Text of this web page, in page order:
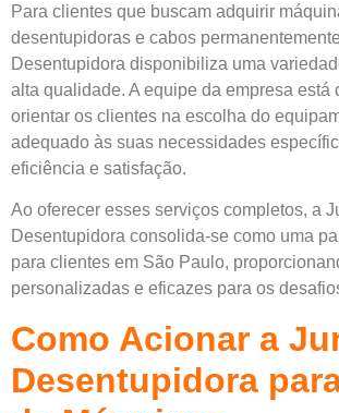
Para clientes que buscam adquirir
desentupidoras e cabos
Desentupidora disponibiliza uma
alta qualidade. A equipe da empresa está
orientar os clientes na escolha do
adequado às suas necessidades
eficiência e satisfação.
Ao oferecer esses serviços completos, a
Desentupidora consolida-se como uma
para clientes em São Paulo,
personalizadas e eficazes para os
Como Acionar a
Desentupidora